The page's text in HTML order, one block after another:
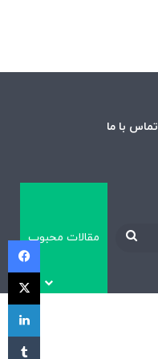
تماس با ما
جستجومقالات محبوب
X